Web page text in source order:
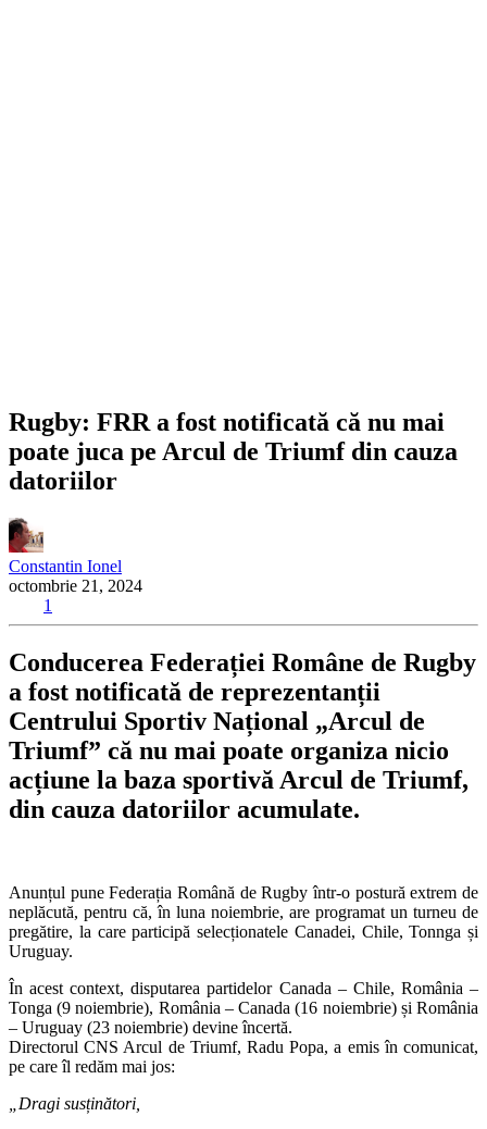
Rugby: FRR a fost notificată că nu mai
poate juca pe Arcul de Triumf din cauza
datoriilor
Constantin Ionel
octombrie 21, 2024
1
Conducerea Federației Române de Rugby
a fost notificată de reprezentanții
Centrului Sportiv Național „Arcul de
Triumf” că nu mai poate organiza nicio
acțiune la baza sportivă Arcul de Triumf,
din cauza datoriilor acumulate.
Anunțul pune Federația Română de Rugby într-o postură extrem de
neplăcută, pentru că, în luna noiembrie, are programat un turneu de
pregătire, la care participă selecționatele Canadei, Chile, Tonnga și
Uruguay.
În acest context, disputarea partidelor Canada – Chile, România –
Tonga (9 noiembrie), România – Canada (16 noiembrie) și România
– Uruguay (23 noiembrie) devine încertă.
Directorul CNS Arcul de Triumf, Radu Popa, a emis în comunicat,
pe care îl redăm mai jos:
„Dragi susținători,